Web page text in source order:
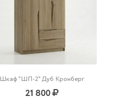
Шкаф "ШП-2" Дуб Кронберг
21 800